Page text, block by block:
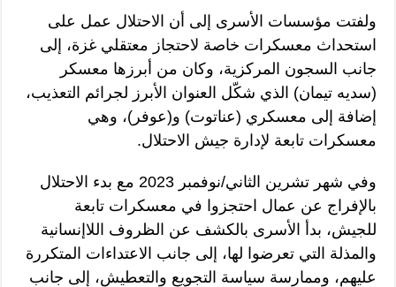
ولفتت مؤسسات الأسرى إلى أن الاحتلال عمل على
استحداث معسكرات خاصة لاحتجاز معتقلي غزة، إلى
جانب السجون المركزية، وكان من أبرزها معسكر
(سديه تيمان) الذي شكّل العنوان الأبرز لجرائم التعذيب،
إضافة إلى معسكري (عناتوت) و(عوفر)، وهي
معسكرات تابعة لإدارة جيش الاحتلال.
وفي شهر تشرين الثاني/نوفمبر 2023 مع بدء الاحتلال
بالإفراج عن عمال احتجزوا في معسكرات تابعة
للجيش، بدأ الأسرى بالكشف عن الظروف اللاإنسانية
والمذلة التي تعرضوا لها، إلى جانب الاعتداءات المتكررة
عليهم، وممارسة سياسة التجويع والتعطيش، إلى جانب